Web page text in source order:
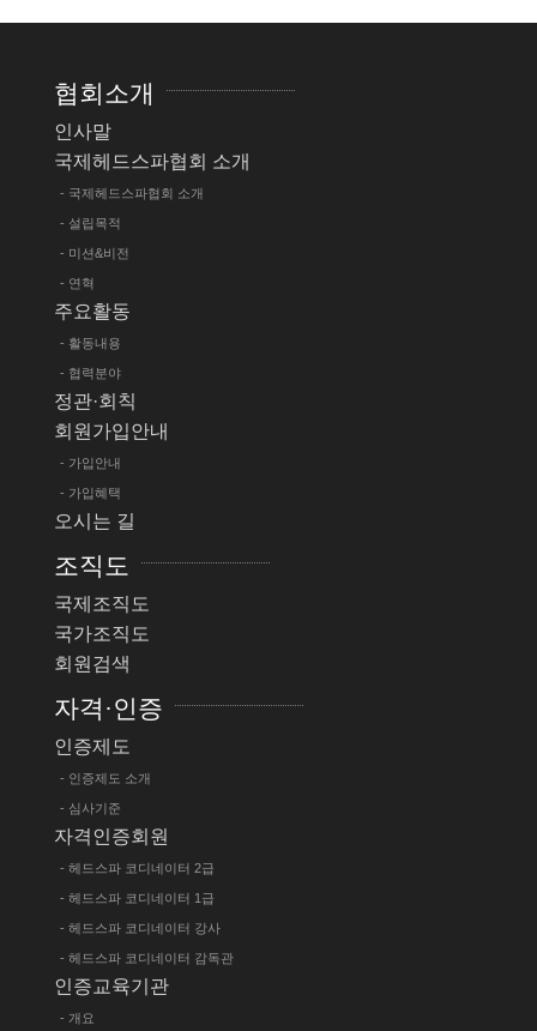
협회소개
인사말
국제헤드스파협회 소개
- 국제헤드스파협회 소개
- 설립목적
- 미션&비전
- 연혁
주요활동
- 활동내용
- 협력분야
정관·회칙
회원가입안내
- 가입안내
- 가입혜택
오시는 길
조직도
국제조직도
국가조직도
회원검색
자격·인증
인증제도
- 인증제도 소개
- 심사기준
자격인증회원
- 헤드스파 코디네이터 2급
- 헤드스파 코디네이터 1급
- 헤드스파 코디네이터 강사
- 헤드스파 코디네이터 감독관
인증교육기관
- 개요